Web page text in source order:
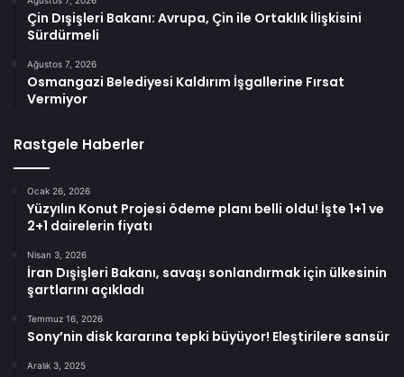
Çin Dışişleri Bakanı: Avrupa, Çin ile Ortaklık İlişkisini
Sürdürmeli
Ağustos 7, 2026
Osmangazi Belediyesi Kaldırım İşgallerine Fırsat
Vermiyor
Rastgele Haberler
Ocak 26, 2026
Yüzyılın Konut Projesi ödeme planı belli oldu! İşte 1+1 ve
2+1 dairelerin fiyatı
Nisan 3, 2026
İran Dışişleri Bakanı, savaşı sonlandırmak için ülkesinin
şartlarını açıkladı
Temmuz 16, 2026
Sony’nin disk kararına tepki büyüyor! Eleştirilere sansür
Aralık 3, 2025